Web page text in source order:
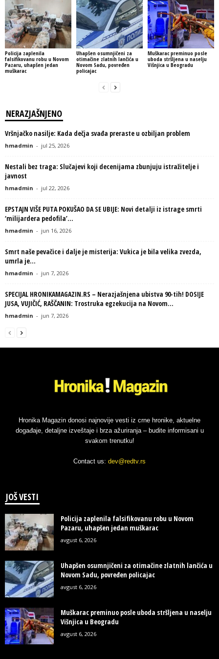
Policija zaplenila
falsifikovanu robu u Novom
Pazaru, uhapšen jedan
muškarac
Uhapšen osumnjičeni za
otimačine zlatnih lančića u
Novom Sadu, povređen
policajac
Muškarac preminuo posle
uboda stršljena u naselju
Višnjica u Beogradu
NERAZJAŠNJENO
Vršnjačko nasilje: Kada dečja svađa preraste u ozbiljan problem
hmadmin - jul 25, 2026
Nestali bez traga: Slučajevi koji decenijama zbunjuju istražitelje i
javnost
hmadmin - jul 22, 2026
EPSTAJN VIŠE PUTA POKUŠAO DA SE UBIJE: Novi detalji iz istrage smrti
‘milijardera pedofila’...
hmadmin - jun 16, 2026
Smrt naše pevačice i dalje je misterija: Vukica je bila velika zvezda,
umrla je...
hmadmin - jun 7, 2026
SPECIJAL HRONIKAMAGAZIN.RS – Nerazjašnjena ubistva 90-tih! DOSIJE
JUSA, VUJIČIĆ, RAŠČANIN: Trostruka egzekucija na Novom...
hmadmin - jun 7, 2026
Hronika Magazin donosi najnovije vesti iz crne hronike, aktuelne
događaje, detaljne izveštaje i brza ažuriranja – budite informisani u
svakom trenutku!
Contact us: dev@redtv.rs
JOŠ VESTI
Policija zaplenila falsifikovanu robu u Novom
Pazaru, uhapšen jedan muškarac
avgust 6, 2026
Uhapšen osumnjičeni za otimačine zlatnih lančića u
Novom Sadu, povređen policajac
avgust 6, 2026
Muškarac preminuo posle uboda stršljena u naselju
Višnjica u Beogradu
avgust 6, 2026